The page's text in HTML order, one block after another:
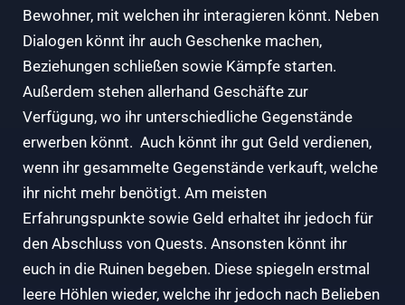
Bewohner, mit welchen ihr interagieren könnt. Neben
Dialogen könnt ihr auch Geschenke machen,
Beziehungen schließen sowie Kämpfe starten.
Außerdem stehen allerhand Geschäfte zur
Verfügung, wo ihr unterschiedliche Gegenstände
erwerben könnt. Auch könnt ihr gut Geld verdienen,
wenn ihr gesammelte Gegenstände verkauft, welche
ihr nicht mehr benötigt. Am meisten
Erfahrungspunkte sowie Geld erhaltet ihr jedoch für
den Abschluss von Quests. Ansonsten könnt ihr
euch in die Ruinen begeben. Diese spiegeln erstmal
leere Höhlen wieder, welche ihr jedoch nach Belieben